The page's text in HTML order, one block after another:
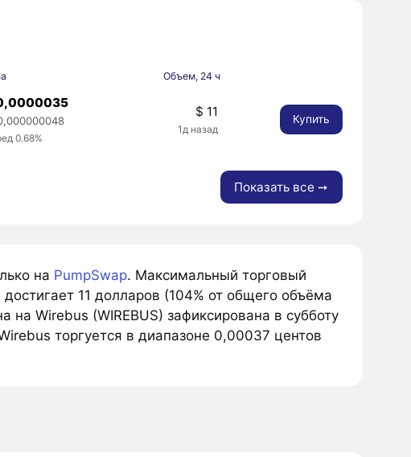
Объем, 24 ч
0.68%
$ 11
1д назад
Купить
Показать все ➙
на PumpSwap. Максимальный торговый
11 долларов (104% от общего объёма
Wirebus (WIREBUS) зафиксирована в субботу
торгуется в диапазоне 0,00037 центов